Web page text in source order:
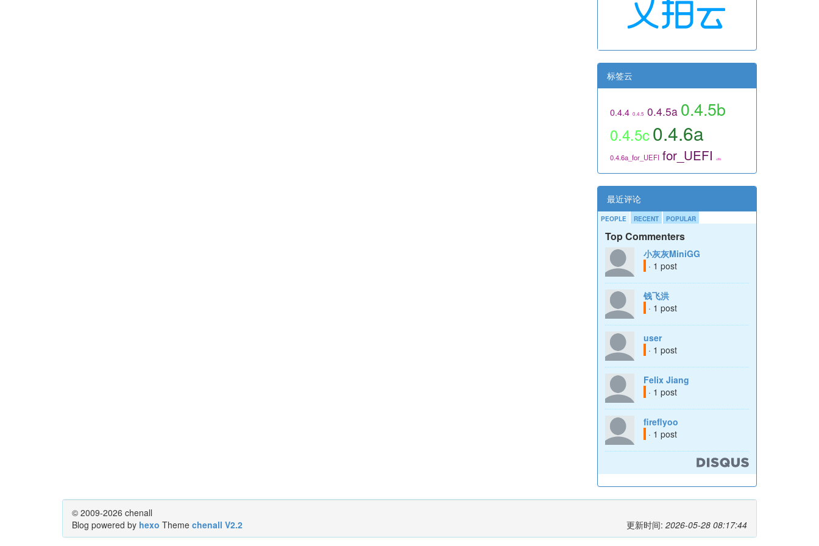
标签云
0.4.4 0.4.5 0.4.5a 0.4.5b
0.4.5c0.4.6a
0.4.6a_for_UEFI for_UEFI utils
最近评论
PEOPLE RECENT POPULAR
Top Commenters
小灰灰MiniGG
· 1 post
钱飞洪
· 1 post
user
· 1 post
Felix Jiang
· 1 post
fireflyoo
· 1 post
© 2009-2026 chenall
Blog powered by hexo Theme chenall V2.2 更新时间: 2026-05-28 08:17:44